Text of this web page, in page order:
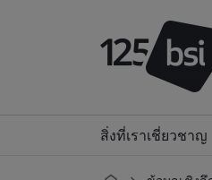
สิ่งที่เราเชี่ยวชาญ